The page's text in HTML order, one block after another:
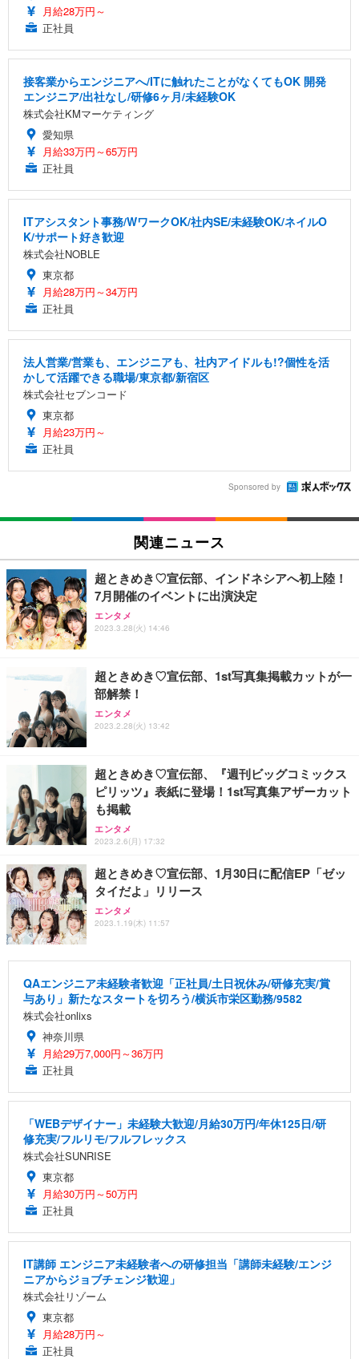
月給28万円～
正社員
接客業からエンジニアへ/ITに触れたことがなくてもOK 開発
エンジニア/出社なし/研修6ヶ月/未経験OK
株式会社KMマーケティング
愛知県
月給33万円～65万円
正社員
ITアシスタント事務/WワークOK/社内SE/未経験OK/ネイルO
K/サポート好き歓迎
株式会社NOBLE
東京都
月給28万円～34万円
正社員
法人営業/営業も、エンジニアも、社内アイドルも!?個性を活
かして活躍できる職場/東京都/新宿区
株式会社セブンコード
東京都
月給23万円～
正社員
Sponsored by
関連ニュース
超ときめき♡宣伝部、インドネシアへ初上陸！
7月開催のイベントに出演決定
エンタメ
2023.3.28(火) 14:46
超ときめき♡宣伝部、1st写真集掲載カットが一
部解禁！
エンタメ
2023.2.28(火) 13:42
超ときめき♡宣伝部、『週刊ビッグコミックス
ピリッツ』表紙に登場！1st写真集アザーカット
も掲載
エンタメ
2023.2.6(月) 17:32
超ときめき♡宣伝部、1月30日に配信EP「ゼッ
タイだよ」リリース
エンタメ
2023.1.19(木) 11:57
QAエンジニア未経験者歓迎「正社員/土日祝休み/研修充実/賞
与あり」新たなスタートを切ろう/横浜市栄区勤務/9582
株式会社onlixs
神奈川県
月給29万7,000円～36万円
正社員
「WEBデザイナー」未経験大歓迎/月給30万円/年休125日/研
修充実/フルリモ/フルフレックス
株式会社SUNRISE
東京都
月給30万円～50万円
正社員
IT講師 エンジニア未経験者への研修担当「講師未経験/エンジ
ニアからジョブチェンジ歓迎」
株式会社リゾーム
東京都
月給28万円～
正社員